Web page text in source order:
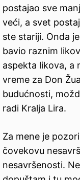
postajao sve
veći, a svet
ste stariji. Onda
bavio raznim
aspekta likova, a
vreme za Don
budućnosti,
radi Kralja Lira.
Za mene je
čovekovu
nesavršenosti.